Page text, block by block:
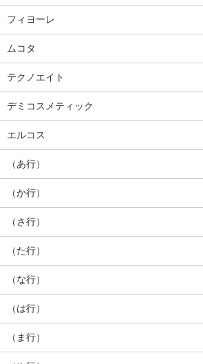
フィヨーレ
ムコタ
テクノエイト
デミコスメティック
エルコス
（あ行）
（か行）
（さ行）
（た行）
（な行）
（は行）
（ま行）